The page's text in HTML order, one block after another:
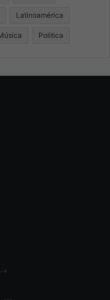
Latinoamérica
Politica